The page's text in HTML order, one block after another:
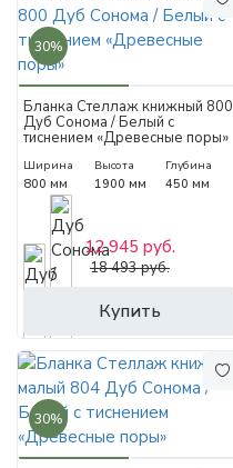
30%
Бланка Стеллаж книжный 800
Дуб Сонома / Белый с
тиснением «Древесные поры»
Ширина
800 мм
Высота
1900 мм
Глубина
450 мм
Купить
12 945 руб.
18 493 руб.
30%